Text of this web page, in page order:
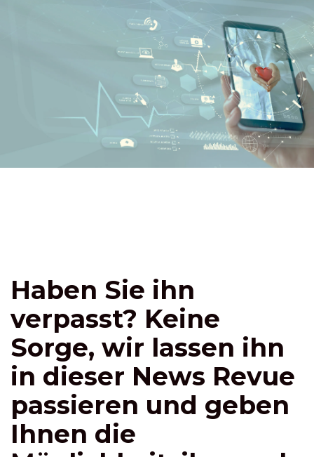
Haben Sie ihn
verpasst? Keine
Sorge, wir lassen ihn
in dieser News Revue
passieren und geben
Ihnen die